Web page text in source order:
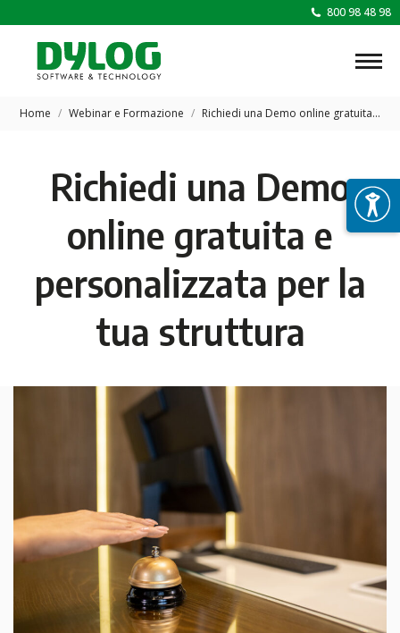
800 98 48 98
Tu sei qui:
Home Webinar e Formazione Richiedi una Demo online gratuita…
Richiedi una Demo
online gratuita e
personalizzata per la
tua struttura